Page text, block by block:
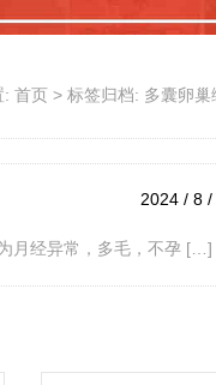
: 首页 > 标签归档: 多囊卵巢
2024 / 8 /
月经异常，多毛，不孕 […]